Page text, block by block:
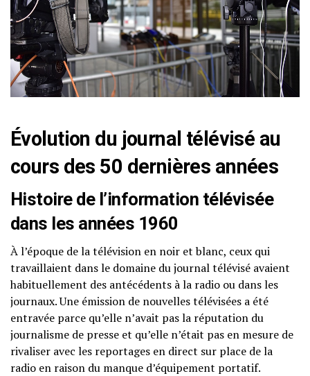
Évolution du journal télévisé au
cours des 50 dernières années
Histoire de l’information télévisée
dans les années 1960
À l’époque de la télévision en noir et blanc, ceux qui
travaillaient dans le domaine du journal télévisé avaient
habituellement des antécédents à la radio ou dans les
journaux. Une émission de nouvelles télévisées a été
entravée parce qu’elle n’avait pas la réputation du
journalisme de presse et qu’elle n’était pas en mesure de
rivaliser avec les reportages en direct sur place de la
radio en raison du manque d’équipement portatif.